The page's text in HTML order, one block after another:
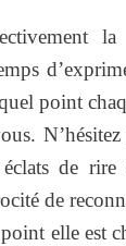
la
point
éclats de
de
elle est